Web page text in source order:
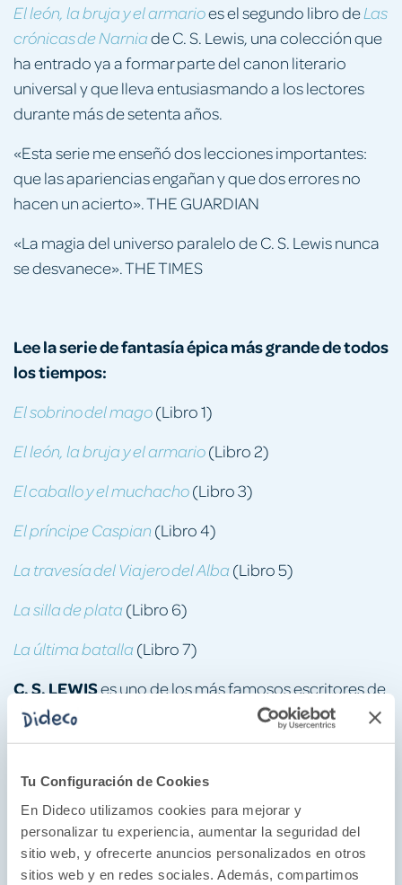
Tu Configuración de Cookies
En Dideco utilizamos cookies para mejorar y
personalizar tu experiencia, aumentar la seguridad del
sitio web, y ofrecerte anuncios personalizados en otros
sitios web y en redes sociales. Además, compartimos
El león, la bruja y el armarioes el segundo libro deLas
crónicas de Narniade C. S. Lewis, una colección que
ha entrado ya a formar parte del canon literario
universal y que lleva entusiasmando a los lectores
durante más de setenta años.
«Esta serie me enseñó dos lecciones importantes:
que las apariencias engañan y que dos errores no
hacen un acierto». THE GUARDIAN
«La magia del universo paralelo de C. S. Lewis nunca
se desvanece». THE TIMES
Lee la serie de fantasía épica más grande de todos
los tiempos:
El sobrino del mago(Libro 1)
El león, la bruja y el armario(Libro 2)
El caballo y el muchacho(Libro 3)
El príncipe Caspian (Libro 4)
La travesía del Viajero del Alba(Libro 5)
La silla de plata(Libro 6)
La última batalla(Libro 7)
C. S. LEWISes uno de los más famosos escritores de
fantasía del siglo XX, merecedor de la Carnegie
Medal. Lewis y su amigo J. R. R. Tolkien, el autor deEl
club de escritores que discutía sobre ideas de
cuentos y literatura. La fascinación de Lewis con los
cuentos de hadas, mitos y leyendas antiguas, lo
empujó a escribir una de las series de fantasía épica